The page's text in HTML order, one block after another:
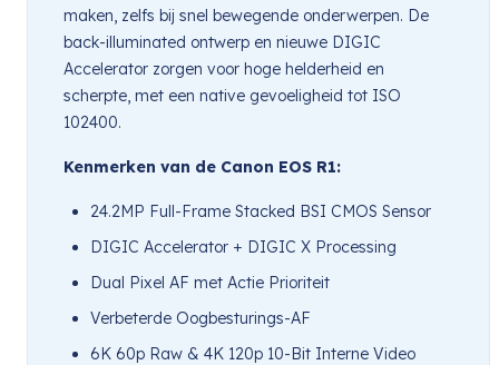
maken, zelfs bij snel bewegende onderwerpen. De
back-illuminated ontwerp en nieuwe DIGIC
Accelerator zorgen voor hoge helderheid en
scherpte, met een native gevoeligheid tot ISO
102400.
Kenmerken van de Canon EOS R1:
24.2MP Full-Frame Stacked BSI CMOS Sensor
DIGIC Accelerator + DIGIC X Processing
Dual Pixel AF met Actie Prioriteit
Verbeterde Oogbesturings-AF
6K 60p Raw & 4K 120p 10-Bit Interne Video